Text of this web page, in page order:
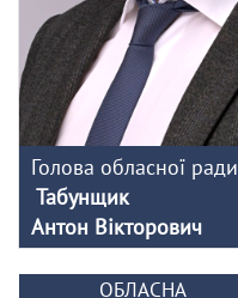
Голова обласної ради
Табунщик
Антон Вікторович
ОБЛАСНА